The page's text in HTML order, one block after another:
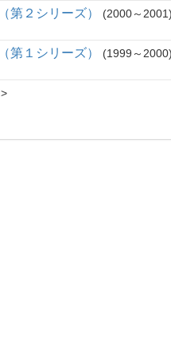
２シリーズ） 2000～2001
１シリーズ） 1999～2000